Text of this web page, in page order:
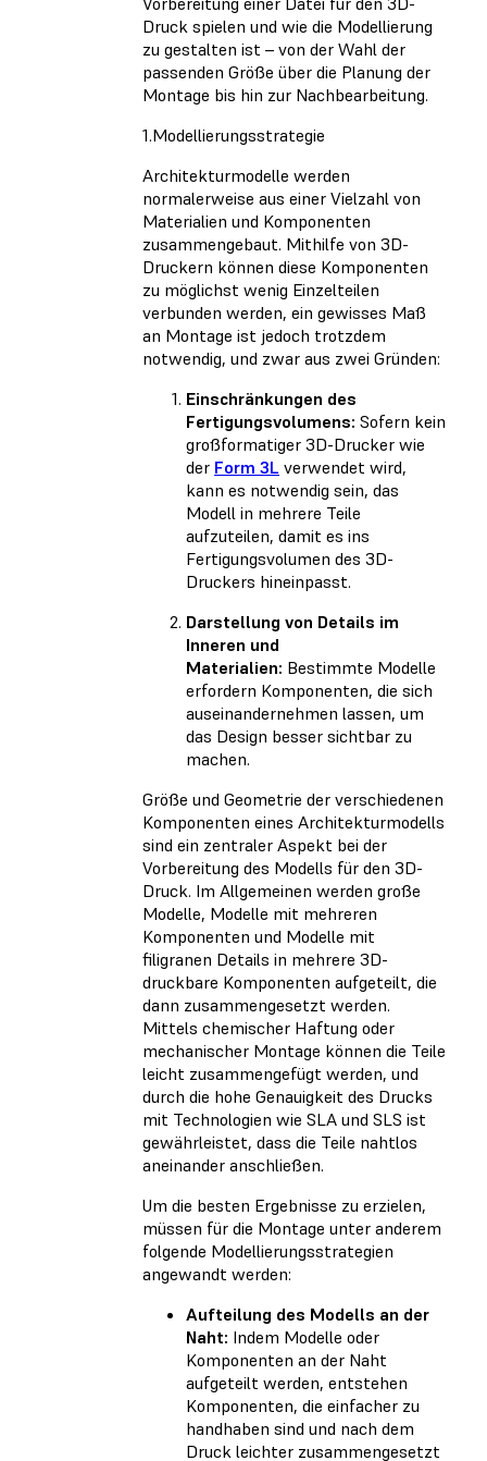
Druck spielen und wie die Modellierung
zu gestalten ist – von der Wahl der
passenden Größe über die Planung der
Montage bis hin zur Nachbearbeitung.
1.Modellierungsstrategie
Architekturmodelle werden
normalerweise aus einer Vielzahl von
Materialien und Komponenten
zusammengebaut. Mithilfe von 3D-
Druckern können diese Komponenten
zu möglichst wenig Einzelteilen
verbunden werden, ein gewisses Maß
an Montage ist jedoch trotzdem
notwendig, und zwar aus zwei Gründen:
Einschränkungen des
Fertigungsvolumens: Sofern kein
großformatiger 3D-Drucker wie
der Form 3L verwendet wird,
kann es notwendig sein, das
Modell in mehrere Teile
aufzuteilen, damit es ins
Fertigungsvolumen des 3D-
Druckers hineinpasst.
Darstellung von Details im
Inneren und
Materialien: Bestimmte Modelle
erfordern Komponenten, die sich
auseinandernehmen lassen, um
das Design besser sichtbar zu
machen.
Größe und Geometrie der verschiedenen
Komponenten eines Architekturmodells
sind ein zentraler Aspekt bei der
Vorbereitung des Modells für den 3D-
Druck. Im Allgemeinen werden große
Modelle, Modelle mit mehreren
Komponenten und Modelle mit
filigranen Details in mehrere 3D-
druckbare Komponenten aufgeteilt, die
dann zusammengesetzt werden.
Mittels chemischer Haftung oder
mechanischer Montage können die Teile
leicht zusammengefügt werden, und
durch die hohe Genauigkeit des Drucks
mit Technologien wie SLA und SLS ist
gewährleistet, dass die Teile nahtlos
aneinander anschließen.
Um die besten Ergebnisse zu erzielen,
müssen für die Montage unter anderem
folgende Modellierungsstrategien
angewandt werden:
Aufteilung des Modells an der
Naht: Indem Modelle oder
Komponenten an der Naht
aufgeteilt werden, entstehen
Komponenten, die einfacher zu
handhaben sind und nach dem
Druck leichter zusammengesetzt